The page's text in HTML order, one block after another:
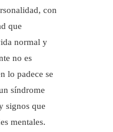
con
que
normal y
no es
lo padece se
síndrome
signos que
mentales.